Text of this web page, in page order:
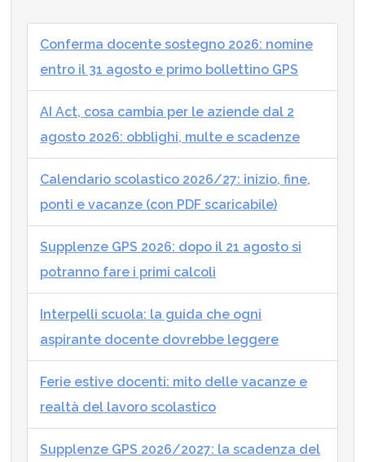
Conferma docente sostegno 2026: nomine
entro il 31 agosto e primo bollettino GPS
AI Act, cosa cambia per le aziende dal 2
agosto 2026: obblighi, multe e scadenze
Calendario scolastico 2026/27: inizio, fine,
ponti e vacanze (con PDF scaricabile)
Supplenze GPS 2026: dopo il 21 agosto si
potranno fare i primi calcoli
Interpelli scuola: la guida che ogni
aspirante docente dovrebbe leggere
Ferie estive docenti: mito delle vacanze e
realtà del lavoro scolastico
Supplenze GPS 2026/2027: la scadenza del